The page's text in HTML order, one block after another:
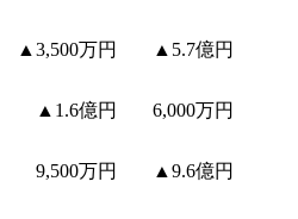
▲3,500万円 ▲5.7億円
▲1.6億円 6,000万円
9,500万円 ▲9.6億円